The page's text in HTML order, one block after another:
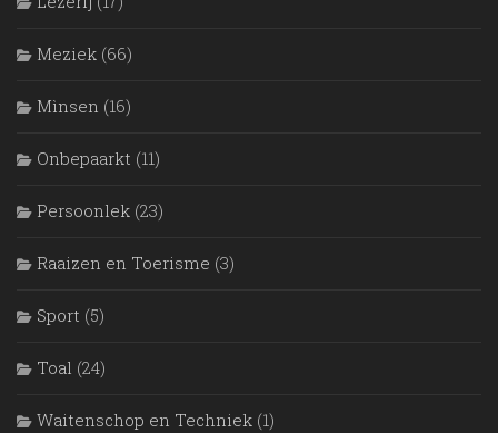
Meziek (66)
Mìnsen (16)
Onbepaarkt (11)
Persoonlek (23)
Raaizen en Toerisme (3)
Sport (5)
Toal (24)
Waitenschop en Techniek (1)